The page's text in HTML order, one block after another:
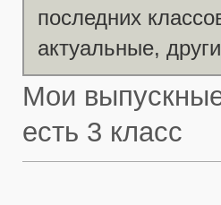
последних
актуальные,
Мои
есть 3 класс